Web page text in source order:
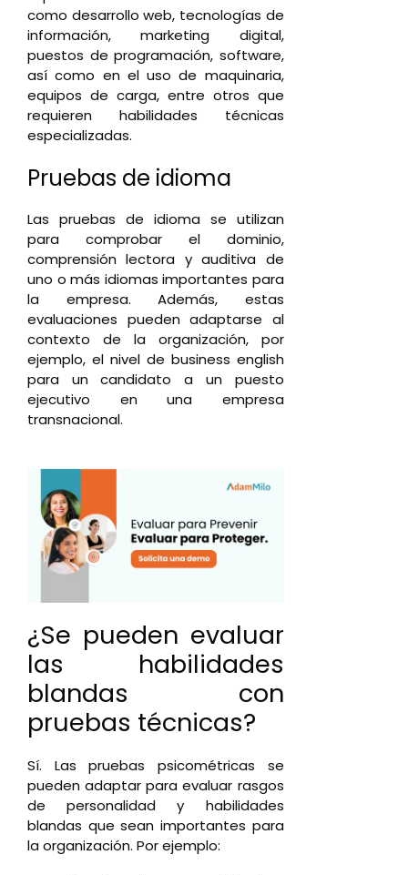
como desarrollo web, tecnologías de
información, marketing digital,
puestos de programación, software,
así como en el uso de maquinaria,
equipos de carga, entre otros que
requieren habilidades técnicas
especializadas.
Pruebas de idioma
Las pruebas de idioma se utilizan
para comprobar el dominio,
comprensión lectora y auditiva de
uno o más idiomas importantes para
la empresa. Además, estas
evaluaciones pueden adaptarse al
contexto de la organización, por
ejemplo, el nivel de business english
para un candidato a un puesto
ejecutivo en una empresa
transnacional.
¿Se pueden evaluar
las habilidades
blandas con
pruebas técnicas?
Sí. Las pruebas psicométricas se
pueden adaptar para evaluar rasgos
de personalidad y habilidades
blandas que sean importantes para
la organización. Por ejemplo: